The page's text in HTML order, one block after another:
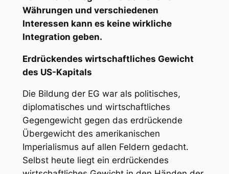
Währungen und verschiedenen
Interessen kann es keine wirkliche
Integration geben.
Erdrückendes wirtschaftliches Gewicht
des US-Kapitals
Die Bildung der EG war als politisches,
diplomatisches und wirtschaftliches
Gegengewicht gegen das erdrückende
Übergewicht des amerikanischen
Imperialismus auf allen Feldern gedacht.
Selbst heute liegt ein erdrückendes